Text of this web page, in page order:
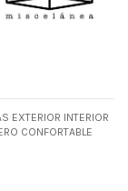
EXTERIOR INTERIOR
CONFORTABLE